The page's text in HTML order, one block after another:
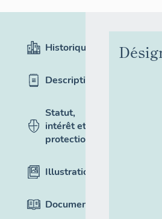
Historique
Description
Statut,
intérêt et
protection
Illustrations
Documentation